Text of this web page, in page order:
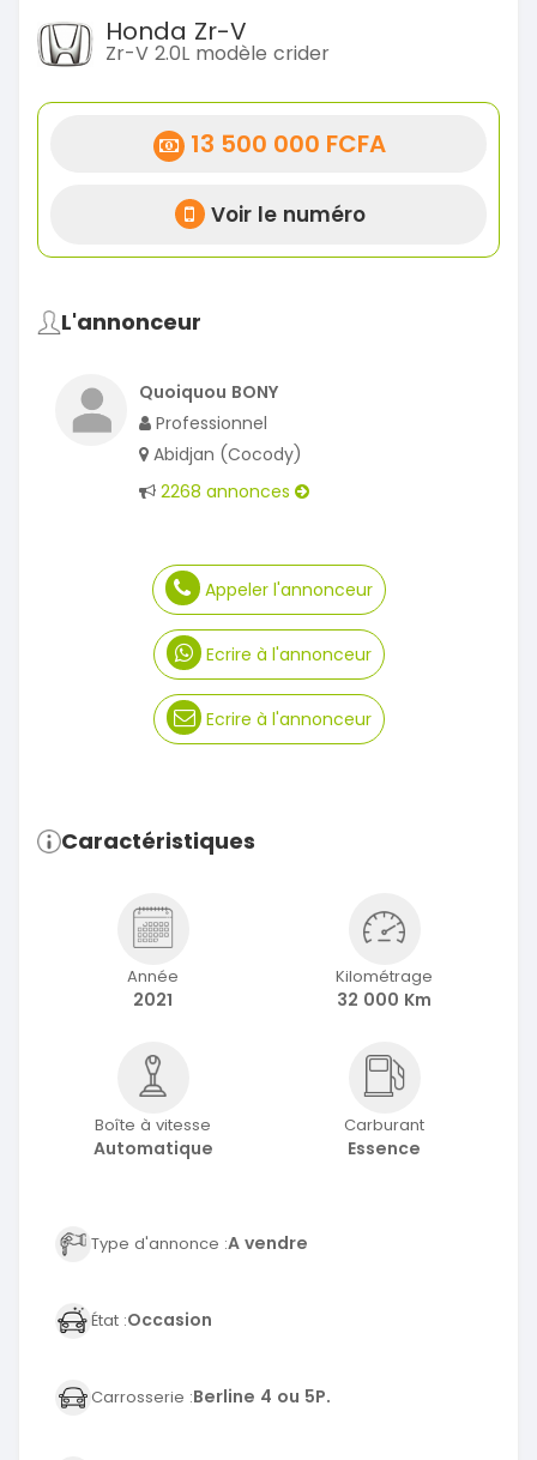
Honda Zr-V
Zr-V 2.0L modèle crider
13 500 000 FCFA
Voir le numéro
L'annonceur
Quoiquou BONY
Professionnel
Abidjan (Cocody)
2268 annonces
Appeler l'annonceur
Ecrire à l'annonceur
Ecrire à l'annonceur
Caractéristiques
Année
2021
Kilométrage
32 000 Km
Boîte à vitesse
Automatique
Carburant
Essence
Type d'annonce :A vendre
État :Occasion
Carrosserie :Berline 4 ou 5P.